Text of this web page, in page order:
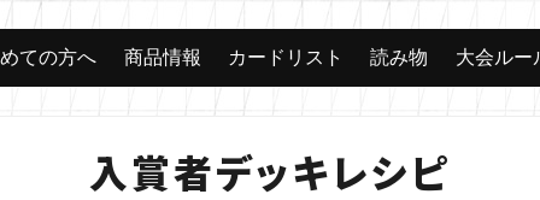
ての方へ 商品情報 カードリスト 読み物 大会ルー
入賞者デッキレシピ